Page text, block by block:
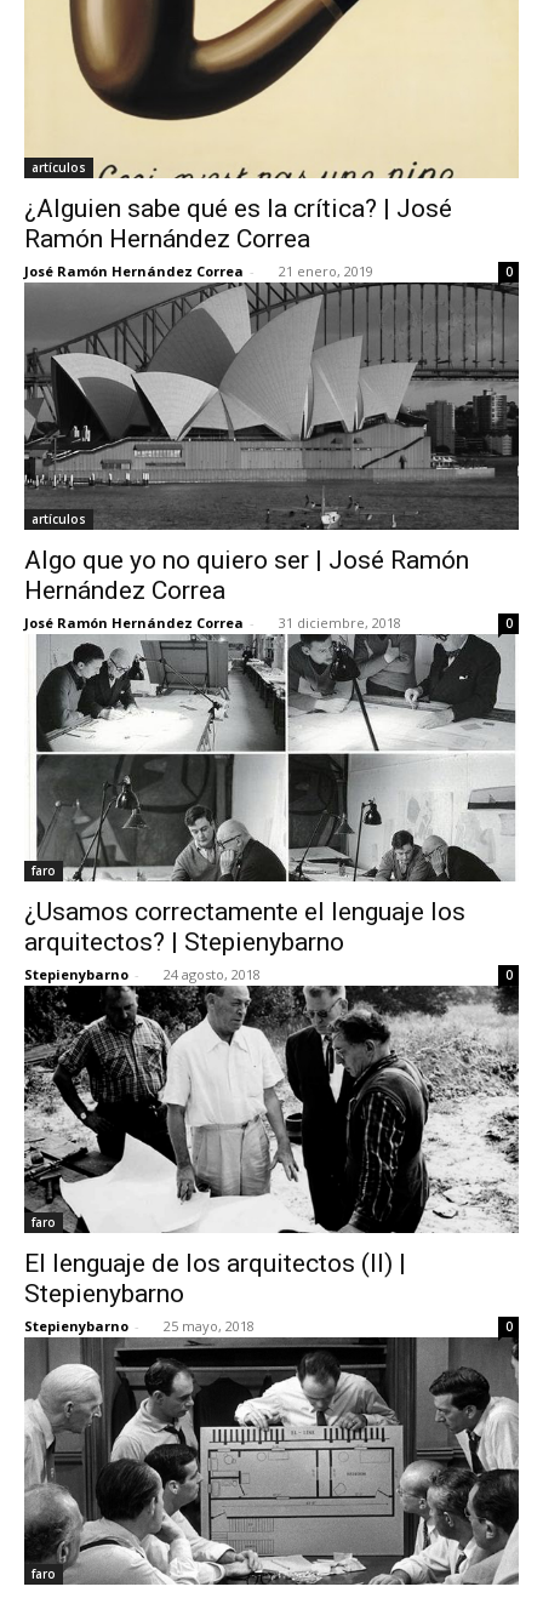
artículos
¿Alguien sabe qué es la crítica? | José
Ramón Hernández Correa
José Ramón Hernández Correa - 21 enero, 2019 0
artículos
Algo que yo no quiero ser | José Ramón
Hernández Correa
José Ramón Hernández Correa - 31 diciembre, 2018 0
faro
¿Usamos correctamente el lenguaje los
arquitectos? | Stepienybarno
Stepienybarno - 24 agosto, 2018 0
faro
El lenguaje de los arquitectos (II) |
Stepienybarno
Stepienybarno - 25 mayo, 2018 0
faro